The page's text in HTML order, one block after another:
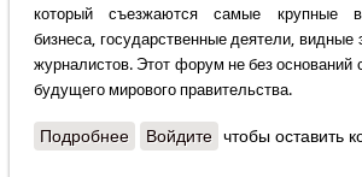
который съезжаются самые крупные
бизнеса, государственные деятели,
журналистов. Этот форум не без оснований
будущего мирового правительства.
Подробнеео Николай Леонов - Россия
Войдите чтобы оставить